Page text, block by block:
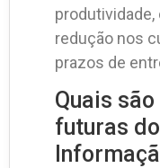
produtividade,
redução nos
prazos de
Quais
futuras